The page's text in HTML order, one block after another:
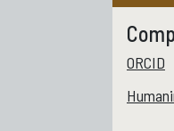
ORCID